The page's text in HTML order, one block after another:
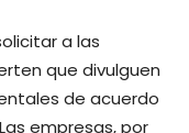
a las
que divulguen
de acuerdo
empresas, por